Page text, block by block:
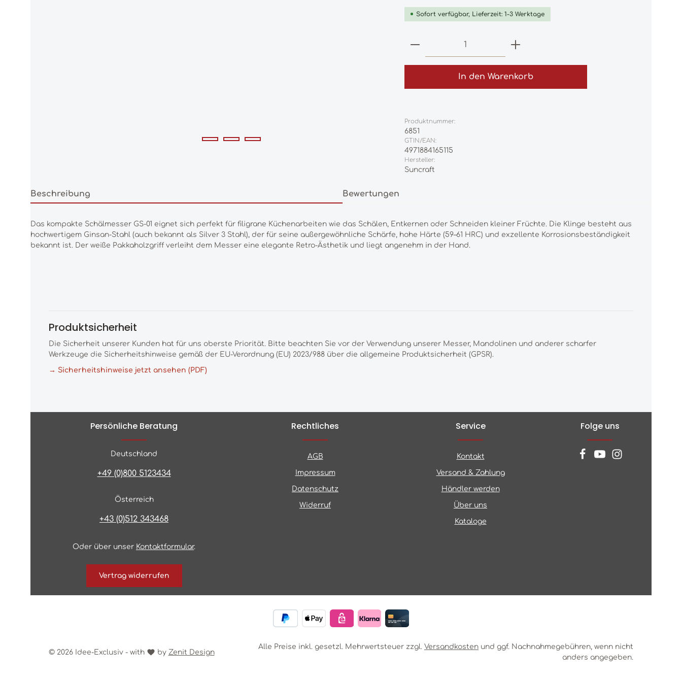
Sofort verfügbar, Lieferzeit: 1-3 Werktage
Produkt Anzahl: Gib den gewünschten
In den Warenkorb
Produktnummer:
6851
GTIN/EAN:
4971884165115
Hersteller:
Suncraft
Beschreibung Bewertungen
Das kompakte Schälmesser GS-01 eignet sich perfekt für filigrane Küchenarbeiten wie das Schälen, Entkernen oder Schneiden kleiner Früchte. Die Klinge besteht aus
hochwertigem Ginsan-Stahl (auch bekannt als Silver 3 Stahl), der für seine außergewöhnliche Schärfe, hohe Härte (59–61 HRC) und exzellente Korrosionsbeständigkeit
bekannt ist. Der weiße Pakkaholzgriff verleiht dem Messer eine elegante Retro-Ästhetik und liegt angenehm in der Hand.
Produktsicherheit
Die Sicherheit unserer Kunden hat für uns oberste Priorität. Bitte beachten Sie vor der Verwendung unserer Messer, Mandolinen und anderer scharfer
Werkzeuge die Sicherheitshinweise gemäß der EU-Verordnung (EU) 2023/988 über die allgemeine Produktsicherheit (GPSR).
→ Sicherheitshinweise jetzt ansehen (PDF)
Persönliche Beratung
Deutschland
+49 (0)800 5123434
Österreich
+43 (0)512 343468
Oder über unser Kontaktformular.
Vertrag widerrufen
Rechtliches
AGB
Impressum
Datenschutz
Widerruf
Service
Kontakt
Versand & Zahlung
Händler werden
Über uns
Kataloge
Folge uns
© 2026 Idee-Exclusiv - with by Zenit Design
Alle Preise inkl. gesetzl. Mehrwertsteuer zzgl. Versandkosten und ggf. Nachnahmegebühren, wenn nicht
anders angegeben.